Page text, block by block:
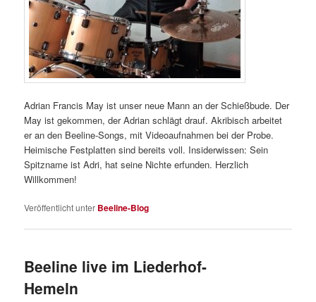
Adrian Francis May ist unser neue Mann an der Schießbude. Der
May ist gekommen, der Adrian schlägt drauf. Akribisch arbeitet
er an den Beeline-Songs, mit Videoaufnahmen bei der Probe.
Heimische Festplatten sind bereits voll. Insiderwissen: Sein
Spitzname ist Adri, hat seine Nichte erfunden. Herzlich
Willkommen!
Veröffentlicht unter Beeline-Blog
Beeline live im Liederhof-
Hemeln